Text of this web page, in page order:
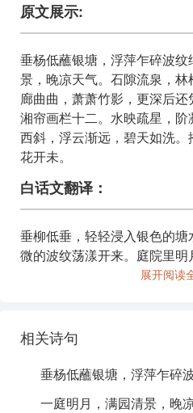
原文展示:
垂杨低蘸银塘，浮萍乍碎波
景，晚凉天气。石隙流泉，
廊曲曲，萧萧竹影，更深后
湘帘画栏十二。水映疏星，
西斜，浮云渐远，碧天如洗
花开未。
白话文翻译：
垂柳低垂，轻轻浸入银色的
微的波纹荡漾开来。庭院里
色，在这晚凉的天气中格外
罗衣，乐在其中，卷起湘帘，
着稀疏的星星，台阶上凝结着
的鸣叫。银河西斜，浮云渐
展开阅读
相关诗句
垂杨低蘸银塘，浮萍乍碎
一庭明月，满园清景，晚